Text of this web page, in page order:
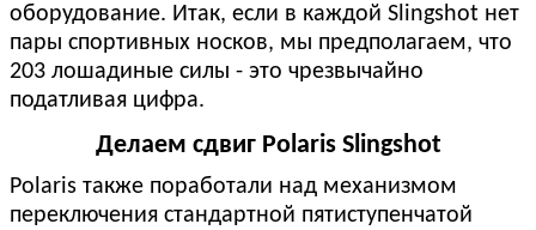
оборудование. Итак, если в каждой Slingshot нет
пары спортивных носков, мы предполагаем, что
203 лошадиные силы - это чрезвычайно
податливая цифра.
Делаем сдвиг Polaris Slingshot
Polaris также поработали над механизмом
переключения стандартной пятиступенчатой ​​